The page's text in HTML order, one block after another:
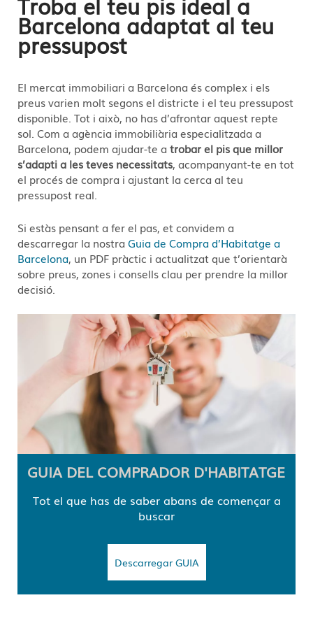
Barcelona adaptat al teu
pressupost
El mercat immobiliari a Barcelona és complex i els
preus varien molt segons el districte i el teu pressupost
disponible. Tot i això, no has d’afrontar aquest repte
sol. Com a agència immobiliària especialitzada a
Barcelona, podem ajudar-te a trobar el pis que millor
s’adapti a les teves necessitats, acompanyant-te en tot
el procés de compra i ajustant la cerca al teu
pressupost real.
Si estàs pensant a fer el pas, et convidem a
descarregar la nostra Guia de Compra d’Habitatge a
Barcelona, un PDF pràctic i actualitzat que t’orientarà
sobre preus, zones i consells clau per prendre la millor
decisió.
GUIA DEL COMPRADOR D'HABITATGE
Tot el que has de saber abans de començar a
buscar
Descarregar GUIA